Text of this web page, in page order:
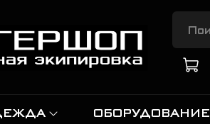
ОБОРУДОВАНИЕ